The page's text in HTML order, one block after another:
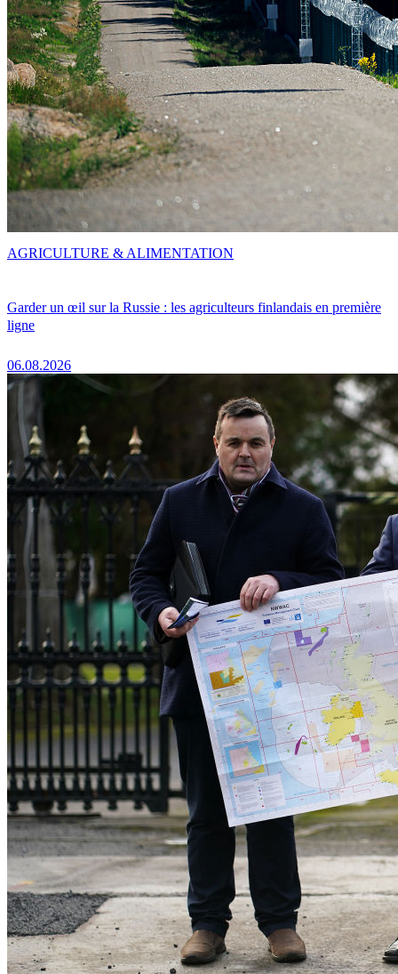
Garder un œil sur la Russie : les agriculteurs finlandais en première
ligne
06.08.2026
AGRICULTURE & ALIMENTATION